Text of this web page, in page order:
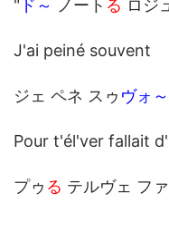
" ド～ ノート る ロジ
J'ai peiné souvent
ジェ ペネ スゥ ヴォ～
Pour t'él'ver fallait
プゥ る テルヴェ フ